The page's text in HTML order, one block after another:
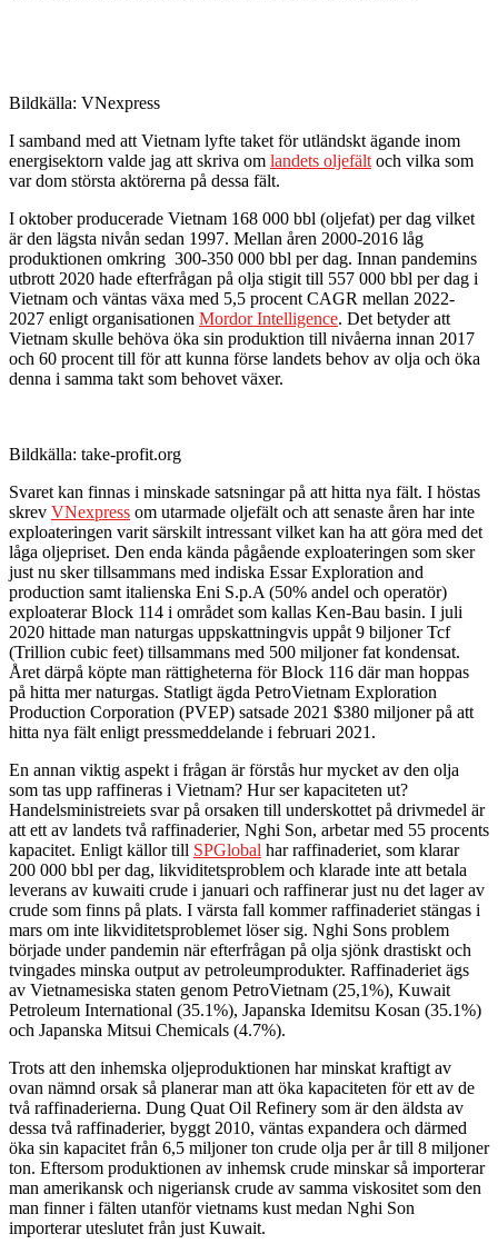
Bildkälla: VNexpress
I samband med att Vietnam lyfte taket för utländskt ägande inom
energisektorn valde jag att skriva om landets oljefält och vilka som
var dom största aktörerna på dessa fält.
I oktober producerade Vietnam 168 000 bbl (oljefat) per dag vilket
är den lägsta nivån sedan 1997. Mellan åren 2000-2016 låg
produktionen omkring 300-350 000 bbl per dag. Innan pandemins
utbrott 2020 hade efterfrågan på olja stigit till 557 000 bbl per dag i
Vietnam och väntas växa med 5,5 procent CAGR mellan 2022-
2027 enligt organisationen Mordor Intelligence. Det betyder att
Vietnam skulle behöva öka sin produktion till nivåerna innan 2017
och 60 procent till för att kunna förse landets behov av olja och öka
denna i samma takt som behovet växer.
Bildkälla: take-profit.org
Svaret kan finnas i minskade satsningar på att hitta nya fält. I höstas
skrev VNexpress om utarmade oljefält och att senaste åren har inte
exploateringen varit särskilt intressant vilket kan ha att göra med det
låga oljepriset. Den enda kända pågående exploateringen som sker
just nu sker tillsammans med indiska Essar Exploration and
production samt italienska Eni S.p.A (50% andel och operatör)
exploaterar Block 114 i området som kallas Ken-Bau basin. I juli
2020 hittade man naturgas uppskattningvis uppåt 9 biljoner Tcf
(Trillion cubic feet) tillsammans med 500 miljoner fat kondensat.
Året därpå köpte man rättigheterna för Block 116 där man hoppas
på hitta mer naturgas. Statligt ägda PetroVietnam Exploration
Production Corporation (PVEP) satsade 2021 $380 miljoner på att
hitta nya fält enligt pressmeddelande i februari 2021.
En annan viktig aspekt i frågan är förstås hur mycket av den olja
som tas upp raffineras i Vietnam? Hur ser kapaciteten ut?
Handelsministreiets svar på orsaken till underskottet på drivmedel är
att ett av landets två raffinaderier, Nghi Son, arbetar med 55 procents
kapacitet. Enligt källor till SPGlobal har raffinaderiet, som klarar
200 000 bbl per dag, likviditetsproblem och klarade inte att betala
leverans av kuwaiti crude i januari och raffinerar just nu det lager av
crude som finns på plats. I värsta fall kommer raffinaderiet stängas i
mars om inte likviditetsproblemet löser sig. Nghi Sons problem
började under pandemin när efterfrågan på olja sjönk drastiskt och
tvingades minska output av petroleumprodukter. Raffinaderiet ägs
av Vietnamesiska staten genom PetroVietnam (25,1%), Kuwait
Petroleum International (35.1%), Japanska Idemitsu Kosan (35.1%)
och Japanska Mitsui Chemicals (4.7%).
Trots att den inhemska oljeproduktionen har minskat kraftigt av
ovan nämnd orsak så planerar man att öka kapaciteten för ett av de
två raffinaderierna. Dung Quat Oil Refinery som är den äldsta av
dessa två raffinaderier, byggt 2010, väntas expandera och därmed
öka sin kapacitet från 6,5 miljoner ton crude olja per år till 8 miljoner
ton. Eftersom produktionen av inhemsk crude minskar så importerar
man amerikansk och nigeriansk crude av samma viskositet som den
man finner i fälten utanför vietnams kust medan Nghi Son
importerar uteslutet från just Kuwait.